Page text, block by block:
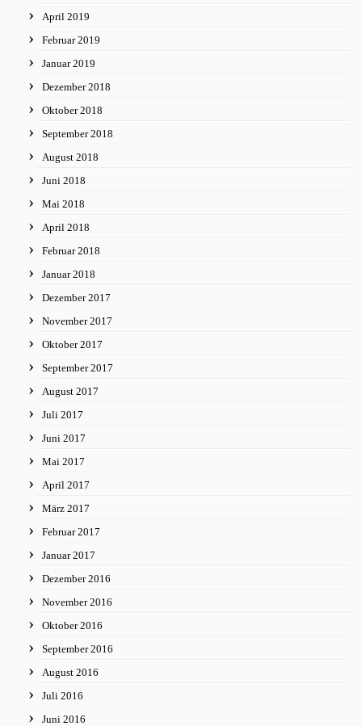
April 2019
Februar 2019
Januar 2019
Dezember 2018
Oktober 2018
September 2018
August 2018
Juni 2018
Mai 2018
April 2018
Februar 2018
Januar 2018
Dezember 2017
November 2017
Oktober 2017
September 2017
August 2017
Juli 2017
Juni 2017
Mai 2017
April 2017
März 2017
Februar 2017
Januar 2017
Dezember 2016
November 2016
Oktober 2016
September 2016
August 2016
Juli 2016
Juni 2016